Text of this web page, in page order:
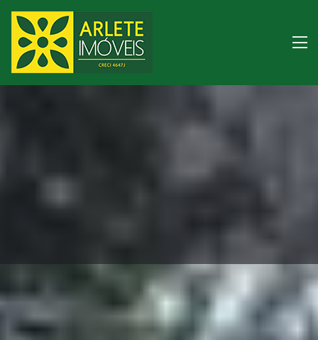
Imóveis à venda